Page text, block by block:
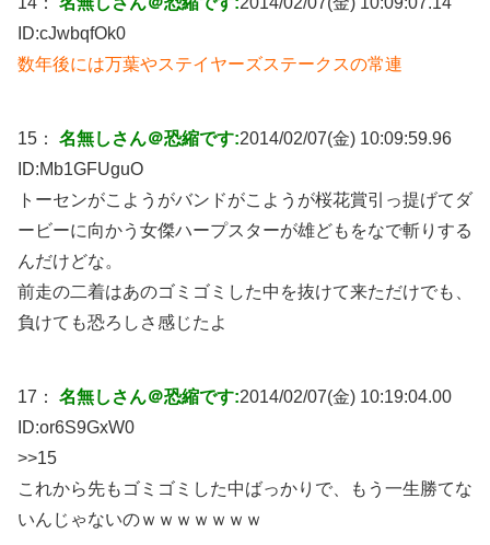
ID:cJwbqfOk0
数年後には万葉やステイヤーズステークスの常連
15： 名無しさん＠恐縮です:2014/02/07(金) 10:09:59.96
ID:Mb1GFUguO
トーセンがこようがバンドがこようが桜花賞引っ提げてダ
ービーに向かう女傑ハープスターが雄どもをなで斬りする
んだけどな。
前走の二着はあのゴミゴミした中を抜けて来ただけでも、
負けても恐ろしさ感じたよ
17： 名無しさん＠恐縮です:2014/02/07(金) 10:19:04.00
ID:or6S9GxW0
>>15
これから先もゴミゴミした中ばっかりで、もう一生勝てな
いんじゃないのｗｗｗｗｗｗｗ